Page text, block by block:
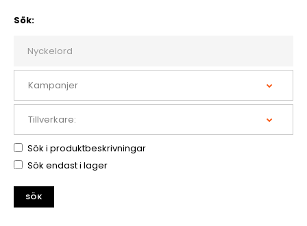
Sök:
Sök i produktbeskrivningar
Sök endast i lager